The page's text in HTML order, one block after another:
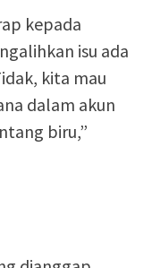
kepada
isu ada
kita mau
dalam akun
biru,”